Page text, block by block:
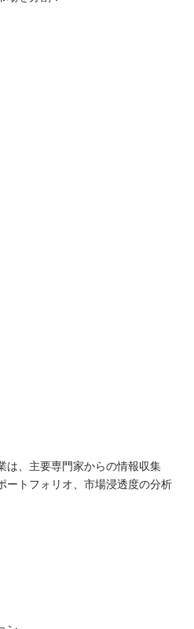
は、主要専門家からの情報収集
ートフォリオ、市場浸透度の分析